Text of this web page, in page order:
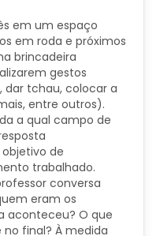
em um espaço
em roda e próximos
brincadeira
gestos
tchau, colocar a
entre outros).
a qual campo de
de
trabalhado.
conversa
eram os
aconteceu? O que
final? À medida